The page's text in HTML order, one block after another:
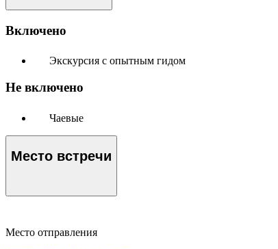
Включено
Экскурсия с опытным гидом
Не включено
Чаевые
Место встречи
Место отправления